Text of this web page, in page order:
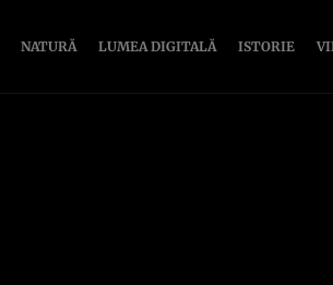
NATURĂ LUMEA DIGITALĂ ISTORIE